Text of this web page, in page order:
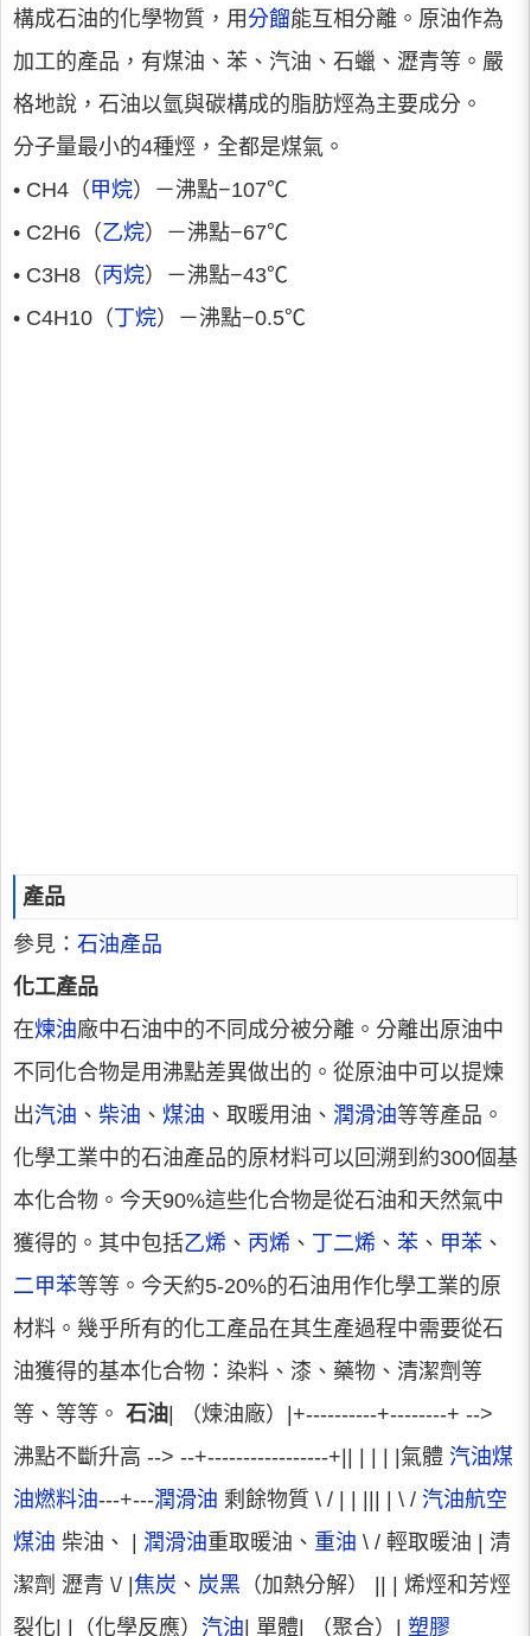
構成石油的化學物質，用分餾能互相分離。原油作為
加工的產品，有煤油、苯、汽油、石蠟、瀝青等。嚴
格地說，石油以氫與碳構成的脂肪烴為主要成分。
分子量最小的4種烴，全都是煤氣。
• CH4（ 甲烷）－沸點−107℃
• C2H6（乙烷）－沸點−67℃
• C3H8（丙烷）－沸點−43℃
• C4H10（丁烷）－沸點−0.5℃
產品
參見： 石油產品
化工產品
在煉油廠中石油中的不同成分被分離。分離出原油中
不同化合物是用沸點差異做出的。從原油中可以提煉
出汽油 、 柴油 、 煤油 、取暖用油、 潤滑油等等產品。
化學工業中的石油產品的原材料可以回溯到約300個基
本化合物。今天90%這些化合物是從石油和天然氣中
獲得的。其中包括乙烯 、 丙烯 、 丁二烯 、 苯 、 甲苯 、
二甲苯等等。今天約5-20%的石油用作化學工業的原
材料。幾乎所有的化工產品在其生產過程中需要從石
油獲得的基本化合物：染料、漆、藥物、清潔劑等
等、等等。 石油 | （煉油廠）|+----------+--------+ -->
沸點不斷升高 --> --+-----------------+|| | | | |氣體 汽油煤
油燃料油---+---潤滑油 剩餘物質 \ / | | ||| | \ / 汽油航空
煤油 柴油、 | 潤滑油重取暖油、 重油 \ / 輕取暖油 | 清
潔劑 瀝青 \/ | 焦炭 、 炭黑 （加熱分解） || | 烯烴和芳烴
裂化| |（化學反應） 汽油 | 單體| （聚合）| 塑膠